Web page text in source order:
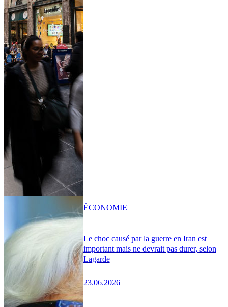
Le choc causé par la guerre en Iran est
important mais ne devrait pas durer, selon
Lagarde
23.06.2026
ÉCONOMIE